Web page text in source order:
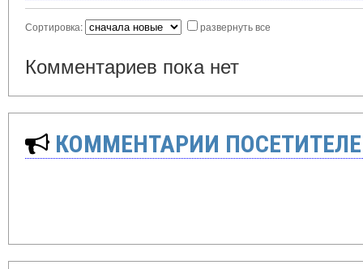
Сортировка: развернуть все
Комментариев пока нет
КОММЕНТАРИИ